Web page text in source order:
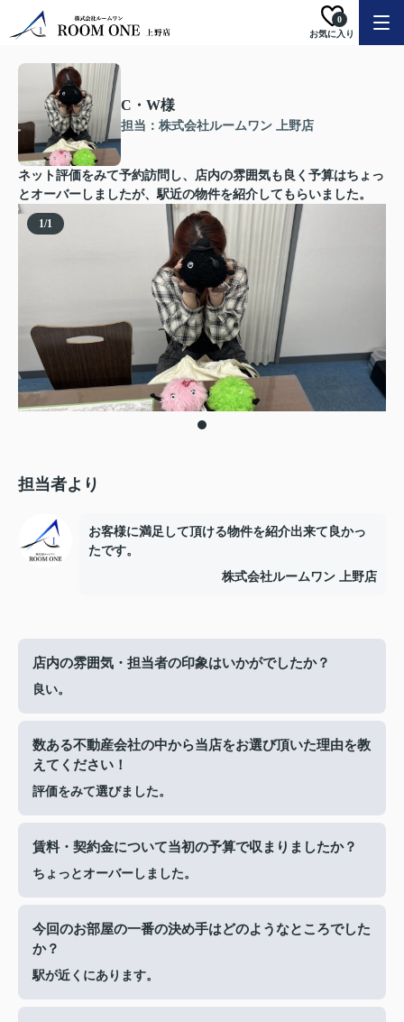
お気に入り
0
C・W様
担当：株式会社ルームワン 上野店
ネット評価をみて予約訪問し、店内の雰囲気も良く予算はちょっ
とオーバーしましたが、駅近の物件を紹介してもらいました。
1/1
担当者より
お客様に満足して頂ける物件を紹介出来て良かっ
たです。
株式会社ルームワン 上野店
店内の雰囲気・担当者の印象はいかがでしたか？
良い。
数ある不動産会社の中から当店をお選び頂いた理由を教
えてください！
評価をみて選びました。
賃料・契約金について当初の予算で収まりましたか？
ちょっとオーバーしました。
今回のお部屋の一番の決め手はどのようなところでした
か？
駅が近くにあります。